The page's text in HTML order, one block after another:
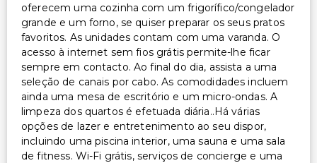
Outros serviços
Check-out expresso
Serviço de lavanderia
oferecem uma cozinha com um frigorífico/congelador
grande e um forno, se quiser preparar os seus pratos
favoritos. As unidades contam com uma varanda. O
acesso à internet sem fios grátis permite-lhe ficar
sempre em contacto. Ao final do dia, assista a uma
seleção de canais por cabo. As comodidades incluem
ainda uma mesa de escritório e um micro-ondas. A
limpeza dos quartos é efetuada diária..Há várias
opções de lazer e entretenimento ao seu dispor,
incluindo uma piscina interior, uma sauna e uma sala
de fitness. Wi-Fi grátis, serviços de concierge e uma